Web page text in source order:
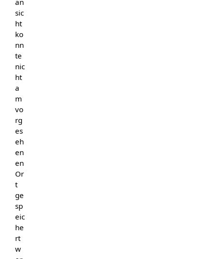
sic
ht
ko
nn
te
nic
ht
a
m
vo
rg
es
eh
en
en
Or
t
ge
sp
eic
he
rt
w